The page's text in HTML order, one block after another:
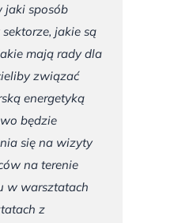
jaki sposób
jakie są
mają rady dla
związać
energetyką
będzie
się na wizyty
na terenie
w warsztatach
z